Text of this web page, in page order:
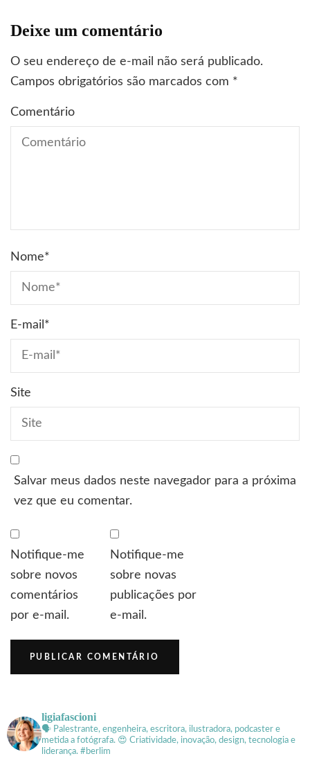
Deixe um comentário
O seu endereço de e-mail não será publicado.
Campos obrigatórios são marcados com *
Comentário
Nome*
E-mail *
Site
Salvar meus dados neste navegador para a próxima
vez que eu comentar.
Notifique-me
sobre novos
comentários
por e-mail.
Notifique-me
sobre novas
publicações por
e-mail.
ligiafascioni
🗣 Palestrante, engenheira, escritora, ilustradora, podcaster e
metida a fotógrafa. 😍 Criatividade, inovação, design, tecnologia e
liderança. #berlim